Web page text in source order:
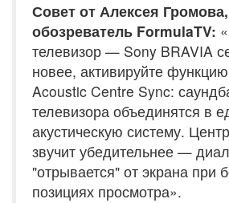
Совет от Алексея
обозреватель FormulaTV:
телевизор — Sony BRAVIA
новее, активируйте
Acoustic Centre Sync:
телевизора объединятся в
акустическую систему.
звучит убедительнее —
"отрывается" от экрана при
позициях просмотра».